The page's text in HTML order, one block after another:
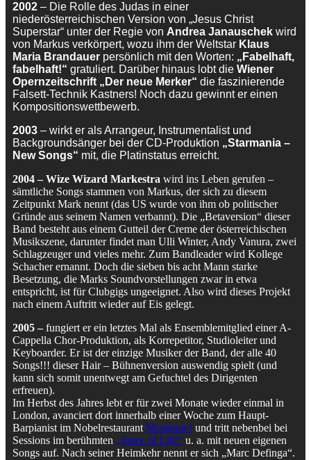
2002 – Die Rolle des Judas in einer
niederösterreichischen Version von „Jesus Christ
Superstar“ unter der Regie von Andrea Janauschek wird
von Markus verkörpert, wozu ihm der Weltstar Klaus
Maria Brandauer persönlich mit den Worten: „Fabelhaft,
fabelhaft!“ gratuliert. Darüber hinaus lobt die Wiener
Opernzeitschrift „Der neue Merker“ die faszinierende
Falsett-Technik Kastners! Noch dazu gewinnt er einen
Kompositionswettbewerb.
2003 – wirkt er als Arrangeur, Instrumentalist und
Backgroundsänger bei der CD-Produktion „Starmania –
New Songs“ mit, die Platinstatus erreicht.
2004 – Wize Wizard Markestra wird ins Leben gerufen –
sämtliche Songs stammen von Markus, der sich zu diesem
Zeitpunkt Mark nennt (das US wurde von ihm ob politischer
Gründe aus seinem Namen verbannt). Die „Betaversion“ dieser
Band besteht aus einem Gutteil der Creme der österreichischen
Musikszene, darunter findet man Ulli Winter, Andy Vanura, zwei
Schlagzeuger und vieles mehr. Zum Bandleader wird Kollege
Schacher ernannt. Doch die sieben bis acht Mann starke
Besetzung, die Marks Soundvorstellungen zwar in etwa
entspricht, ist für Clubgigs ungeeignet. Also wird dieses Projekt
nach einem Auftritt wieder auf Eis gelegt.
2005 – fungiert er ein letztes Mal als Ensemblemitglied einer A-
Cappella Chor-Produktion, als Korrepetitor, Studioleiter und
Keyboarder. Er ist der einzige Musiker der Band, der alle 40
Songs!!! dieser Hair – Bühnenversion auswendig spielt (und
kann sich somit unentwegt am Gefuchtel des Dirigenten
erfreuen).
Im Herbst des Jahres lebt er für zwei Monate wieder einmal in
London, avanciert dort innerhalb einer Woche zum Haupt-
Barpianist im Nobelrestaurant Mosaique! und tritt nebenbei bei
Sessions im berühmten „Spice of Life“ u. a. mit neuen eigenen
Songs auf. Nach seiner Heimkehr nennt er sich „Marc Definga“.